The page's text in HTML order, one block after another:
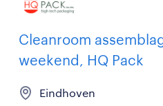
Cleanroom
weekend, HQ Pack
Eindhoven